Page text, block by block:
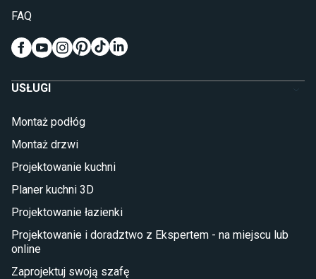
Pokój dziecięcy
Meble do pokoju dziecięcego
Komody dla dzieci
Łóżka dla dziecka (młodzieżowe)
Taras i balkon
Sztuczna trawa miękka
Koce i pledy
Płytki na balkon
Lampy stojące LED
Płytki
FAQ
USŁUGI
Montaż podłóg
Montaż drzwi
Projektowanie kuchni
Planer kuchni 3D
Projektowanie łazienki
Projektowanie i doradztwo z Ekspertem - na miejscu lub
online
Zaprojektuj swoją szafę